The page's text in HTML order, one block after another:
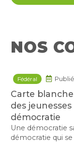
NOS
Fédéral
Carte
des
démocratie
Une démocratie
démocratie qui se